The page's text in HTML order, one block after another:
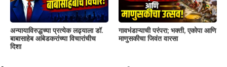
अन्यायाविरुद्धच्या प्रत्येक लढ्याला डॉ.
बाबासाहेब आंबेडकरांच्या विचारांचीच
दिशा
गावभंडाऱ्याची परंपरा; भक्ती, एकोपा आणि
माणुसकीचा जिवंत वारसा